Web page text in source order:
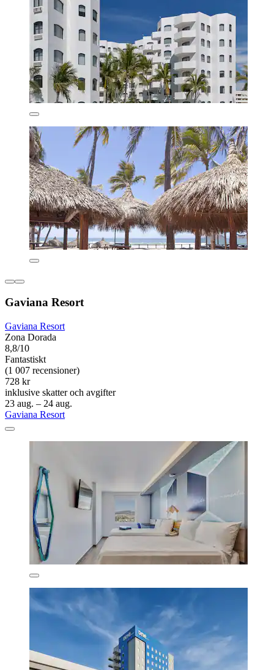
Gaviana Resort
Gaviana Resort
Zona Dorada
8,8/10
Fantastiskt
(1 007 recensioner)
728 kr
inklusive skatter och avgifter
23 aug. – 24 aug.
Gaviana Resort